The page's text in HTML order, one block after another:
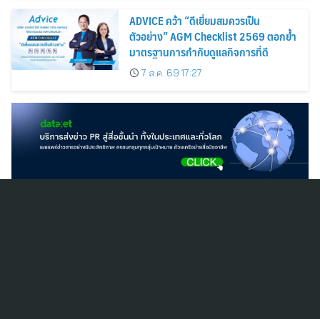
ADVICE คว้า “ดีเยี่ยมสมควรเป็น
ตัวอย่าง” AGM Checklist 2569 ตอกย้ำ
มาตรฐานการกำกับดูแลกิจการที่ดี
7 ส.ค. 69 17:27